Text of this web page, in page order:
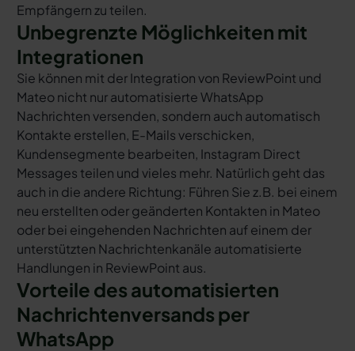
Empfängern zu teilen.
Unbegrenzte Möglichkeiten mit
Integrationen
Sie können mit der Integration von ReviewPoint und
Mateo nicht nur automatisierte WhatsApp
Nachrichten versenden, sondern auch automatisch
Kontakte erstellen, E-Mails verschicken,
Kundensegmente bearbeiten, Instagram Direct
Messages teilen und vieles mehr. Natürlich geht das
auch in die andere Richtung: Führen Sie z.B. bei einem
neu erstellten oder geänderten Kontakten in Mateo
oder bei eingehenden Nachrichten auf einem der
unterstützten Nachrichtenkanäle automatisierte
Handlungen in ReviewPoint aus.
Vorteile des automatisierten
Nachrichtenversands per
WhatsApp